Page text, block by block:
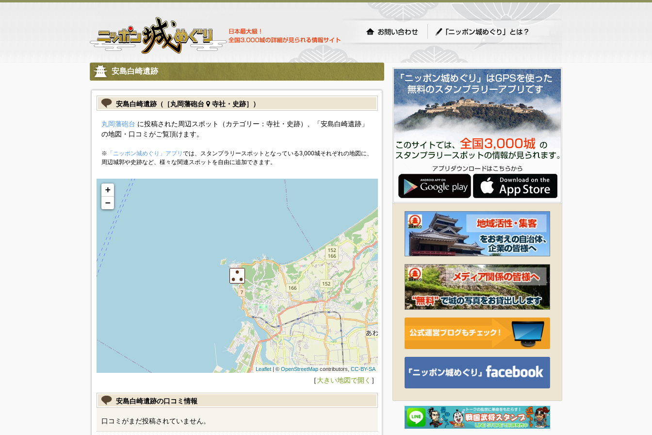
安島白崎遺跡
安島白崎遺跡（［丸岡藩砲台 寺社・史跡］）
丸岡藩砲台 に投稿された周辺スポット（カテゴリー：寺社・史跡）、「安島白崎遺跡」
の地図・口コミがご覧頂けます。
※ 「ニッポン城めぐり」アプリ では、スタンプラリースポットとなっている3,000城それぞれの地図に、
周辺城郭や史跡など、様々な関連スポットを自由に追加できます。
+
−
Leaflet| ©OpenStreetMapcontributors,CC-BY-SA
［大きい地図で開く ］
安島白崎遺跡の口コミ情報
口コミがまだ投稿されていません。